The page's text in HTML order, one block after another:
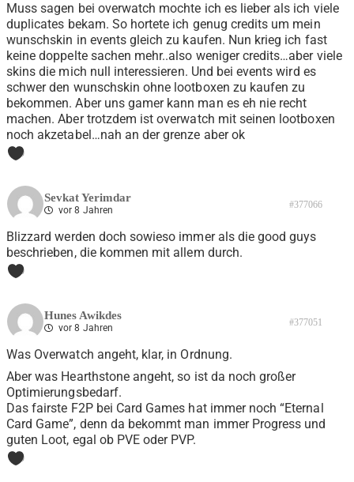
Muss sagen bei overwatch mochte ich es lieber als ich viele
duplicates bekam. So hortete ich genug credits um mein
wunschskin in events gleich zu kaufen. Nun krieg ich fast
keine doppelte sachen mehr..also weniger credits…aber viele
skins die mich null interessieren. Und bei events wird es
schwer den wunschskin ohne lootboxen zu kaufen zu
bekommen. Aber uns gamer kann man es eh nie recht
machen. Aber trotzdem ist overwatch mit seinen lootboxen
noch akzetabel…nah an der grenze aber ok
0
Sevkat Yerimdar
vor 8 Jahren #377066
Blizzard werden doch sowieso immer als die good guys
beschrieben, die kommen mit allem durch.
0
Hunes Awikdes
vor 8 Jahren #377051
Was Overwatch angeht, klar, in Ordnung.
Aber was Hearthstone angeht, so ist da noch großer
Optimierungsbedarf.
Das fairste F2P bei Card Games hat immer noch “Eternal
Card Game”, denn da bekommt man immer Progress und
guten Loot, egal ob PVE oder PVP.
0